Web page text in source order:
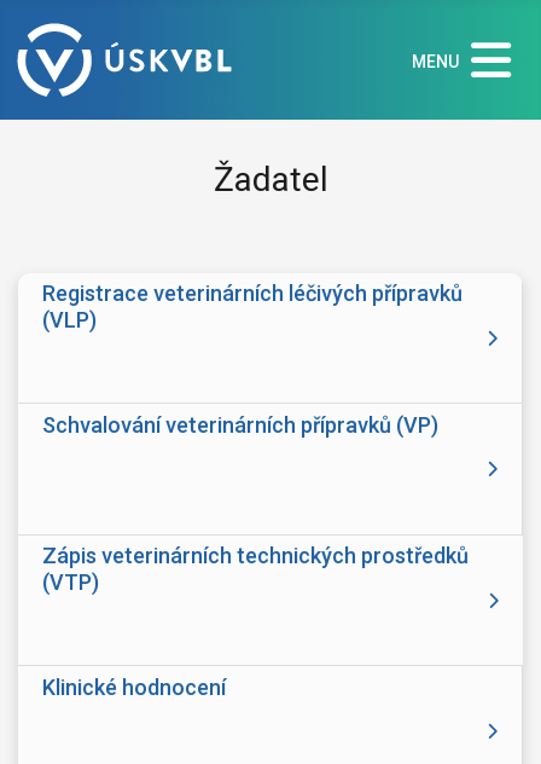
MENU
Žadatel
Registrace veterinárních léčivých přípravků
(VLP)
Schvalování veterinárních přípravků (VP)
Zápis veterinárních technických prostředků
(VTP)
Klinické hodnocení